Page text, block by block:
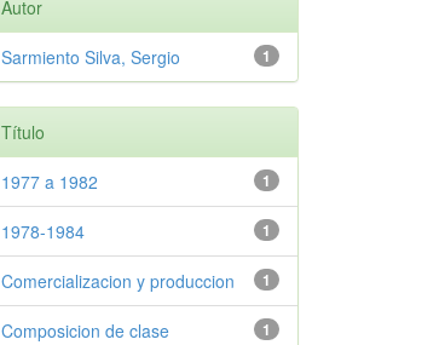
Autor
1
Sarmiento Silva, Sergio
Título
1
1977 a 1982
1
1978-1984
1
Comercializacion y produccion
1
Composicion de clase